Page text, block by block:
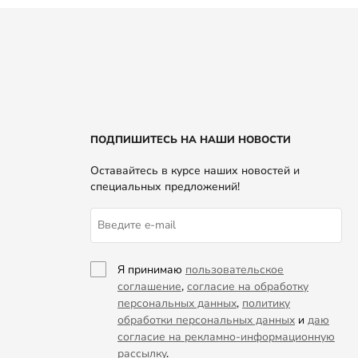
ПОДПИШИТЕСЬ НА НАШИ НОВОСТИ
Оставайтесь в курсе наших новостей и
специальных предложений!
Я принимаю пользовательское
соглашение, согласие на обработку
персональных данных, политику
обработки персональных данных и даю
согласие на рекламно-информационную
рассылку.